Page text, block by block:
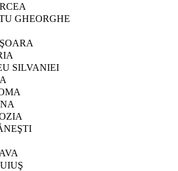
GHEORGHE
SILVANIEI